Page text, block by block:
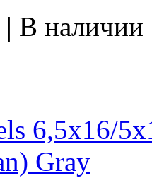
В наличии
6,5x16/
Gray